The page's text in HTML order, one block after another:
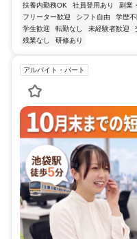
扶養内勤務OK 社員登用あり 副業
フリーター歓迎
シフト自由 学歴不
学生歓迎
転勤なし 未経験者歓迎
残業なし
研修あり
アルバイト・パート